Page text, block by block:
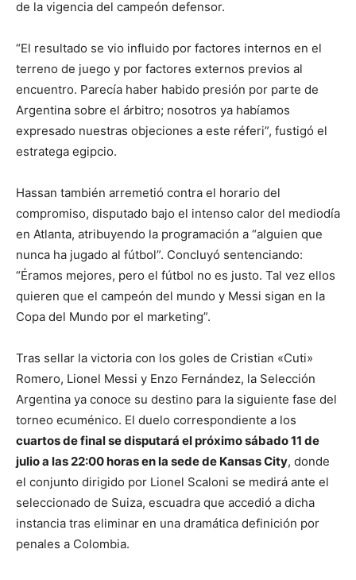
de la vigencia del campeón defensor.
“El resultado se vio influido por factores internos en el
terreno de juego y por factores externos previos al
encuentro. Parecía haber habido presión por parte de
Argentina sobre el árbitro; nosotros ya habíamos
expresado nuestras objeciones a este réferi”, fustigó el
estratega egipcio.
Hassan también arremetió contra el horario del
compromiso, disputado bajo el intenso calor del mediodía
en Atlanta, atribuyendo la programación a “alguien que
nunca ha jugado al fútbol”. Concluyó sentenciando:
“Éramos mejores, pero el fútbol no es justo. Tal vez ellos
quieren que el campeón del mundo y Messi sigan en la
Copa del Mundo por el marketing”.
Tras sellar la victoria con los goles de Cristian «Cuti»
Romero, Lionel Messi y Enzo Fernández, la Selección
Argentina ya conoce su destino para la siguiente fase del
torneo ecuménico. El duelo correspondiente a los
cuartos de final se disputará el próximo sábado 11 de
julio a las 22:00 horas en la sede de Kansas City, donde
el conjunto dirigido por Lionel Scaloni se medirá ante el
seleccionado de Suiza, escuadra que accedió a dicha
instancia tras eliminar en una dramática definición por
penales a Colombia.